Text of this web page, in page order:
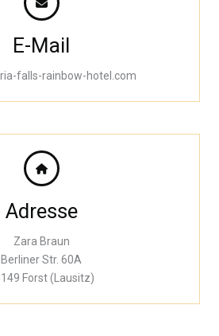
E-Mail
falls-rainbow-hotel.com
Adresse
Zara Braun
Berliner Str. 60A
Forst (Lausitz)